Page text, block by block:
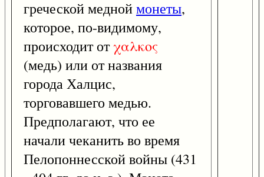
греческой медноймонеты,
которое, по-видимому,
происходит отχαλκος
(медь) или от названия
города Халцис,
торговавшего медью.
Предполагают, что ее
начали чеканить во время
Пелопоннесской войны (431